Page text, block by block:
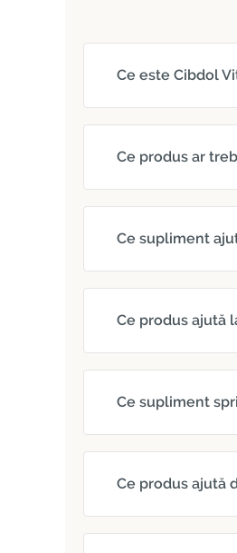
Ce este Cibdol
Ce produs ar
Ce supliment
Ce produs ajută
Ce supliment
Ce produs ajută